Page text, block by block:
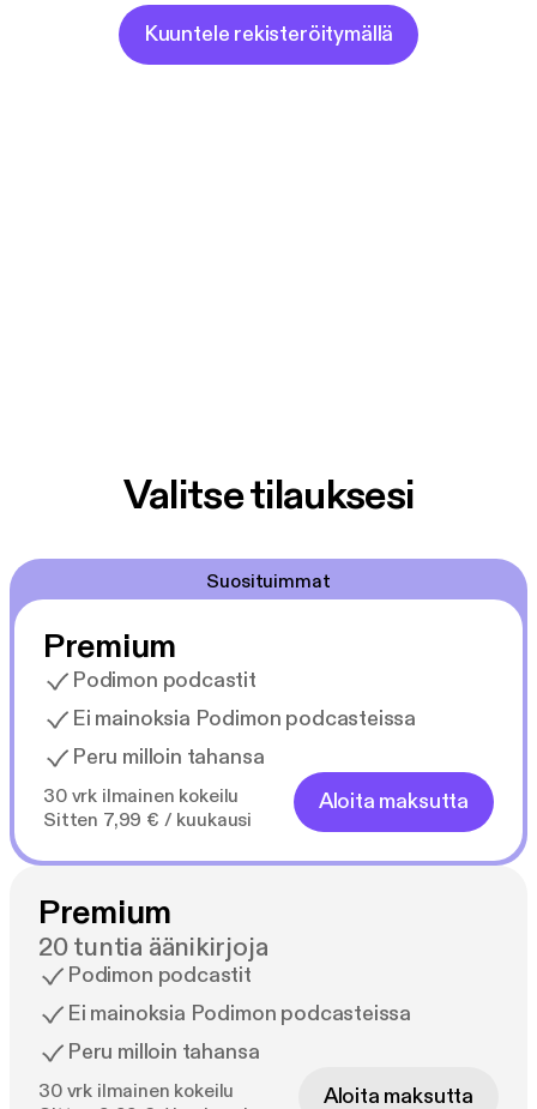
Kuuntele rekisteröitymällä
Valitse tilauksesi
Suosituimmat
Premium
Podimon podcastit
Ei mainoksia Podimon podcasteissa
Peru milloin tahansa
30 vrk ilmainen kokeilu
Sitten 7,99 € / kuukausi
Aloita maksutta
Premium
20 tuntia äänikirjoja
Podimon podcastit
Ei mainoksia Podimon podcasteissa
Peru milloin tahansa
30 vrk ilmainen kokeilu
Aloita maksutta